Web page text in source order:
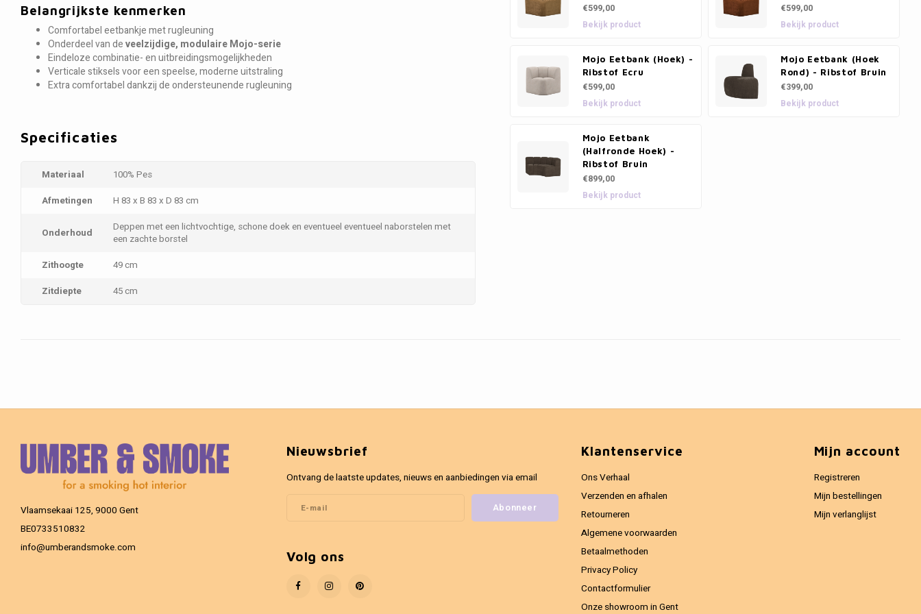
Belangrijkste kenmerken
Comfortabel eetbankje met rugleuning
Onderdeel van deveelzijdige, modulaire Mojo-serie
Eindeloze combinatie- en uitbreidingsmogelijkheden
Verticale stiksels voor een speelse, moderne uitstraling
Extra comfortabel dankzij de ondersteunende rugleuning
Specificaties
Materiaal
100% Pes
Afmetingen
H 83 x B 83 x D 83 cm
Onderhoud
Deppen met een lichtvochtige, schone doek en eventueel eventueel naborstelen met
een zachte borstel
Zithoogte
49 cm
Zitdiepte
45 cm
€599,00
Bekijk product
€599,00
Bekijk product
Mojo Eetbank (Hoek) -
Ribstof Ecru
€599,00
Bekijk product
Mojo Eetbank (Hoek
Rond) - Ribstof Bruin
€399,00
Bekijk product
Mojo Eetbank
(Halfronde Hoek) -
Ribstof Bruin
€899,00
Bekijk product
Vlaamsekaai 125, 9000 Gent
BE0733510832
info@umberandsmoke.com
Nieuwsbrief
Ontvang de laatste updates, nieuws en aanbiedingen via email
Abonneer
Volg ons
Klantenservice
Ons Verhaal
Verzenden en afhalen
Retourneren
Algemene voorwaarden
Betaalmethoden
Privacy Policy
Contactformulier
Onze showroom in Gent
Mijn account
Registreren
Mijn bestellingen
Mijn verlanglijst